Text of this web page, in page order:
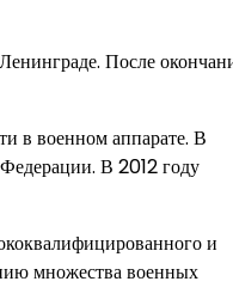
После
в военном аппарате. В
В 2012 году
и
множества военных